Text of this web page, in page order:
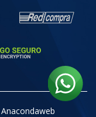
Anacondaweb